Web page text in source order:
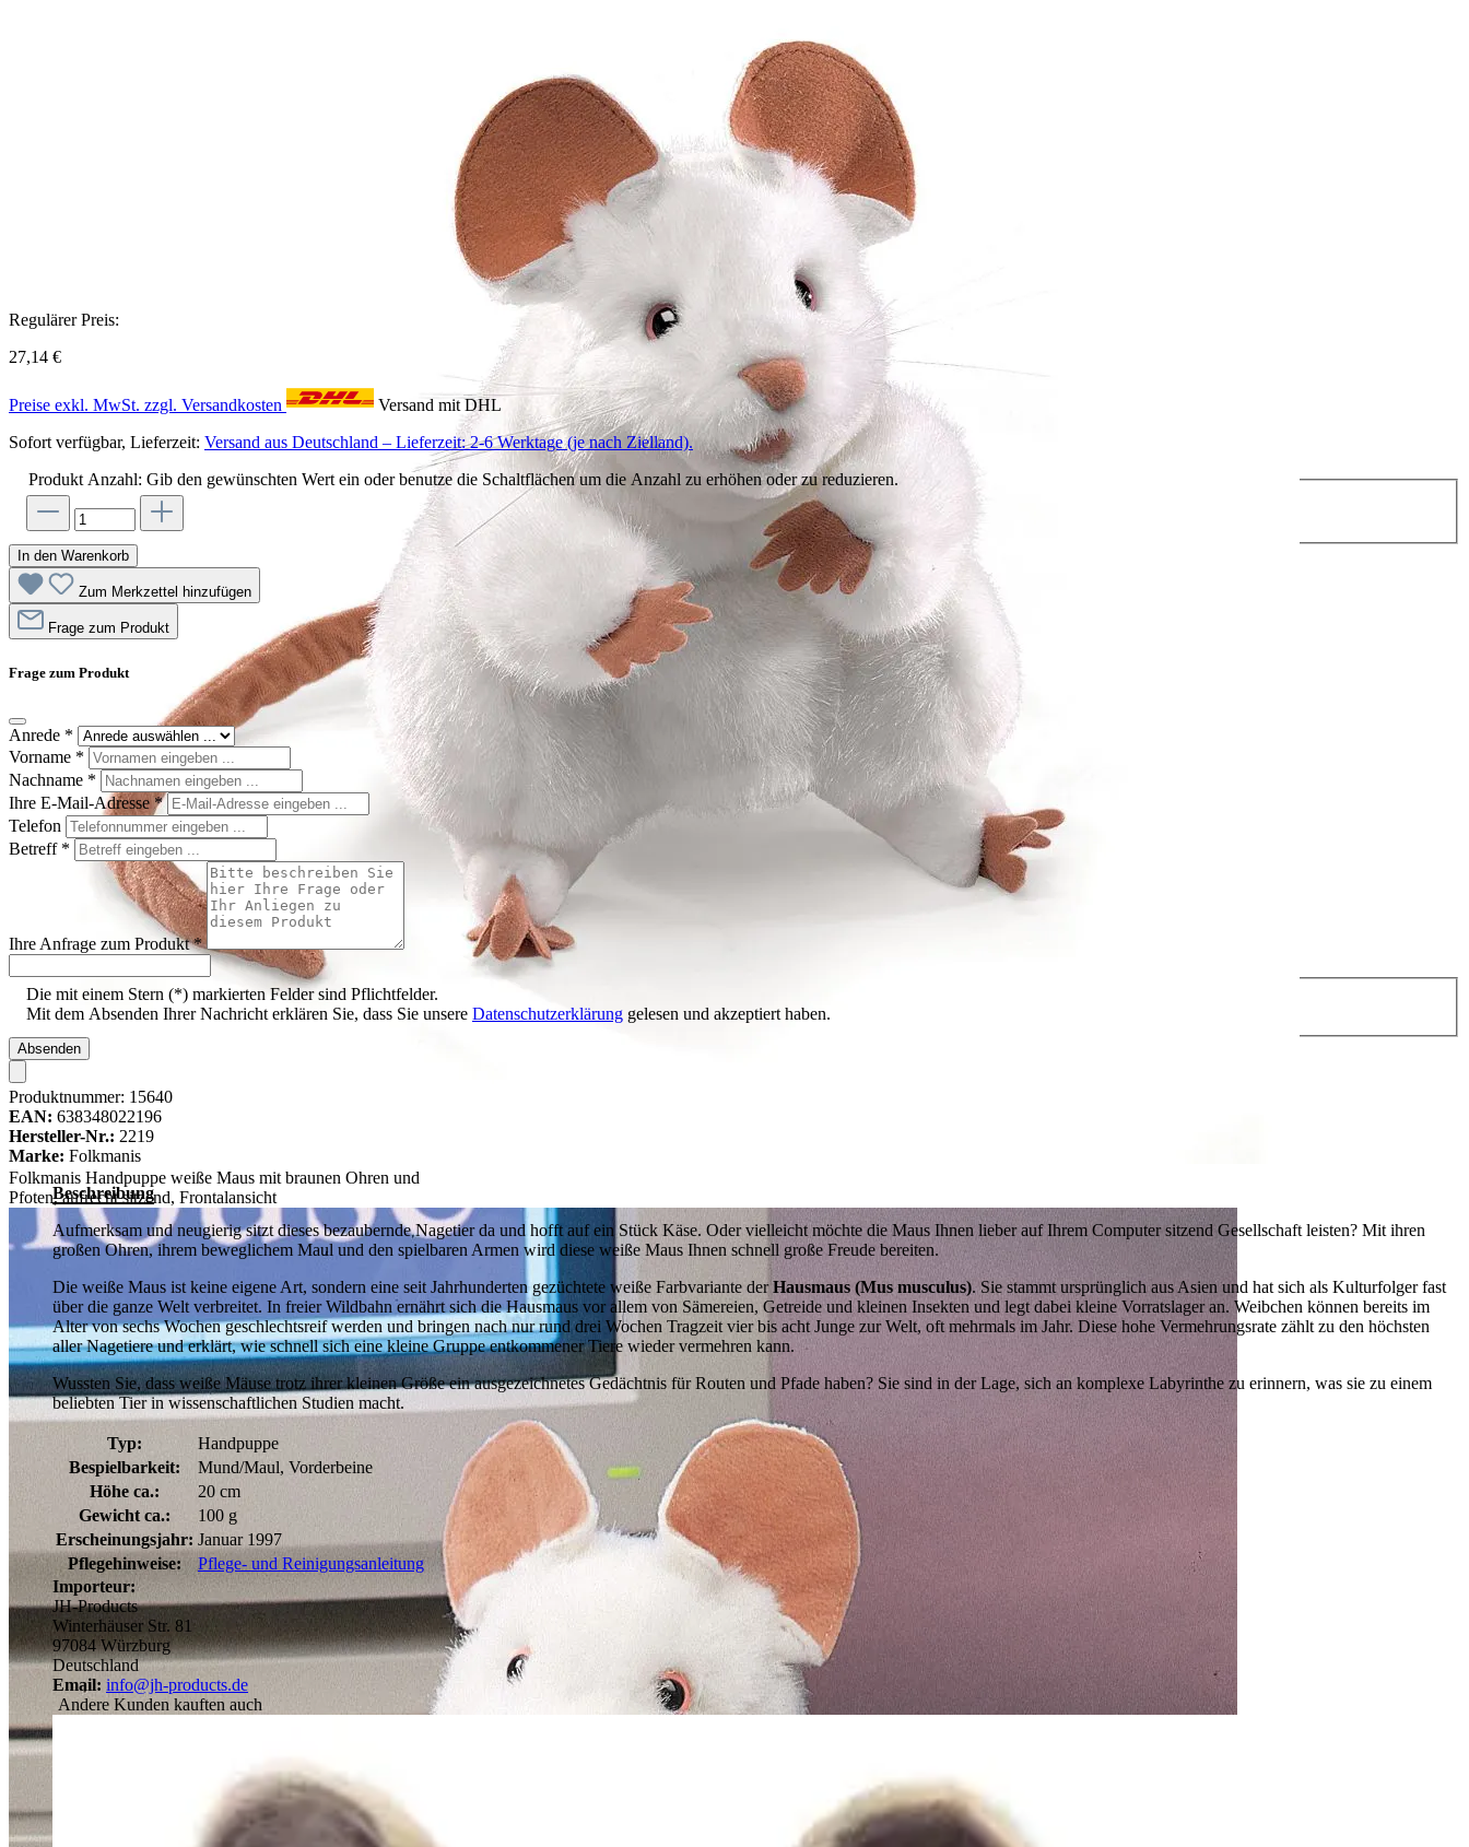
Folkmanis Handpuppe weiße Maus mit braunen Ohren und
Pfoten, aufrecht sitzend, Frontalansicht
Regulärer Preis:
27,14 €
Preise exkl. MwSt. zzgl. Versandkosten
Versand mit DHL
Sofort verfügbar, Lieferzeit: Versand aus Deutschland – Lieferzeit: 2-6 Werktage (je nach Zielland).
Produkt Anzahl: Gib den gewünschten Wert ein oder benutze die Schaltflächen um die Anzahl zu erhöhen oder zu reduzieren.
In den Warenkorb
Zum Merkzettel hinzufügen
Frage zum Produkt
Frage zum Produkt
Anrede *
Vorname *
Nachname *
Ihre E-Mail-Adresse *
Telefon
Betreff *
Ihre Anfrage zum Produkt*
Die mit einem Stern (*) markierten Felder sind Pflichtfelder.
Mit dem Absenden Ihrer Nachricht erklären Sie, dass Sie unsere Datenschutzerklärung gelesen und akzeptiert haben.
Absenden
Produktnummer: 15640
EAN: 638348022196
Hersteller-Nr.: 2219
Marke: Folkmanis
Beschreibung
Aufmerksam und neugierig sitzt dieses bezaubernde Nagetier da und hofft auf ein Stück Käse. Oder vielleicht möchte die Maus Ihnen lieber auf Ihrem Computer sitzend Gesellschaft leisten? Mit ihren
großen Ohren, ihrem beweglichem Maul und den spielbaren Armen wird diese weiße Maus Ihnen schnell große Freude bereiten.
Die weiße Maus ist keine eigene Art, sondern eine seit Jahrhunderten gezüchtete weiße Farbvariante derHausmaus (Mus musculus). Sie stammt ursprünglich aus Asien und hat sich als Kulturfolger fast
über die ganze Welt verbreitet. In freier Wildbahn ernährt sich die Hausmaus vor allem von Sämereien, Getreide und kleinen Insekten und legt dabei kleine Vorratslager an. Weibchen können bereits im
Alter von sechs Wochen geschlechtsreif werden und bringen nach nur rund drei Wochen Tragzeit vier bis acht Junge zur Welt, oft mehrmals im Jahr. Diese hohe Vermehrungsrate zählt zu den höchsten
aller Nagetiere und erklärt, wie schnell sich eine kleine Gruppe entkommener Tiere wieder vermehren kann.
Wussten Sie, dass weiße Mäuse trotz ihrer kleinen Größe ein ausgezeichnetes Gedächtnis für Routen und Pfade haben? Sie sind in der Lage, sich an komplexe Labyrinthe zu erinnern, was sie zu einem
beliebten Tier in wissenschaftlichen Studien macht.
Typ:
Handpuppe
Bespielbarkeit:
Mund/Maul, Vorderbeine
Höhe ca.:
20 cm
Gewicht ca.:
100 g
Erscheinungsjahr: Januar 1997
Pflegehinweise:
Pflege- und Reinigungsanleitung
Importeur:
JH-Products
Winterhäuser Str. 81
97084 Würzburg
Deutschland
Email: info@jh-products.de
Andere Kunden kauften auch